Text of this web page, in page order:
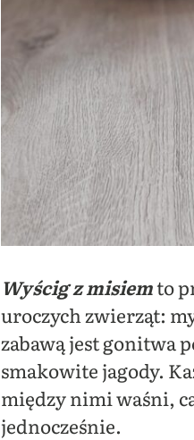
Wyścig z misiemto
uroczych zwierząt:
zabawą jest gonitwa
smakowite jagody.
między nimi waśni,
jednocześnie.